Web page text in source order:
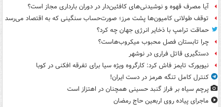
آیا مصرف قهوه و نوشیدنی‌های کافئین‌دار در دوران بارداری مجاز است؟
توقف طولانی کامیون‌ها پشت مرز؛ صورت‌حساب سنگینی که به اقتصاد می‌رسد
حماقت ترامپ با ذخایر انرژی جهان چه کرد؟
چرا تابستان فصل محبوب میکروب‌هاست؟
دستگیری قاتل فراری در نوشهر
نیویورک تایمز فاش کرد: کارگروه ویژه سیا برای تفرقه افکنی در کوبا
کنترل کامل تنگه هرمز در دست ایران!
پرچم سیاه بر فراز گنبد حسینی همچنان در اهتزاز است
ماجرای پیاده روی اربعین حاج رمضان